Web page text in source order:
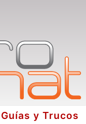
Guías y Trucos